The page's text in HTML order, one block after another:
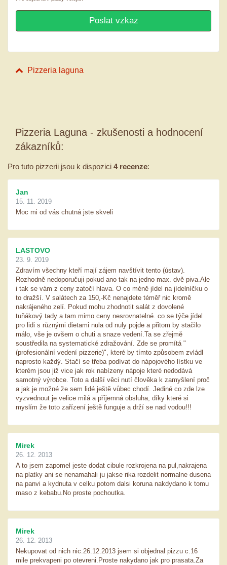
Pizzeria laguna
Pizzeria Laguna - zkušenosti a hodnocení
zákazníků:
Pro tuto pizzerii jsou k dispozici 4 recenze:
Jan
15. 11. 2019
Moc mi od vás chutná jste skveli
LASTOVO
23. 9. 2019
Zdravím všechny kteří mají zájem navštívit tento (ústav).
Rozhodně nedoporučuji pokud ano tak na jedno max. dvě piva.Ale
i tak se vám z ceny zatočí hlava. O co méně jídel na jídelníčku o
to dražší. V salátech za 150,-Kč nenajdete téměř nic kromě
nakrájeného zelí. Pokud mohu zhodnotit salát z dovolené
tuňákový tady a tam mimo ceny nesrovnatelné. co se týče jídel
pro lidi s různými dietami nula od nuly pojde a přitom by stačilo
málo, vše je ovšem o chuti a snaze vedení.Ta se zřejmě
soustředila na systematické zdražování. Zde se promítá "
(profesionální vedení pizzerie)", které by tímto způsobem zvládl
naprosto každý. Stačí se třeba podívat do nápojového lístku ve
kterém jsou již vice jak rok nabízeny nápoje které nedodává
samotný výrobce. Toto a další věci nutí člověka k zamyšlení proč
a jak je možné že sem lidé ještě vůbec chodí. Jediné co zde lze
vyzvednout je velice milá a příjemná obsluha, díky které si
myslím že toto zařízení ještě funguje a drží se nad vodou!!!
Mirek
26. 12. 2013
A to jsem zapomel jeste dodat cibule rozkrojena na pul,nakrajena
na platky ani se nenamahali ju jakse rika rozdelit normalne dusena
na panvi a kydnuta v celku potom dalsi koruna nakdydano k tomu
maso z kebabu.No proste pochoutka.
Mirek
26. 12. 2013
Nekupovat od nich nic.26.12.2013 jsem si objednal pizzu c.16
mile prekvapeni po otevreni.Proste nakydano jak pro prasata.Za